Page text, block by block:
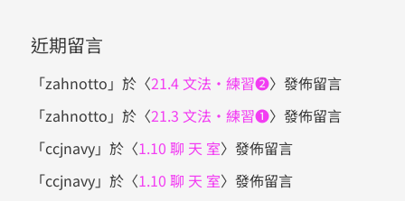
近期留言
「zahnotto 」於〈21.4 文法・練習❷〉發佈留言
「zahnotto 」於〈21.3 文法・練習❶〉發佈留言
「ccjnavy」於〈1.10 聊 天 室〉發佈留言
「ccjnavy」於〈1.10 聊 天 室〉發佈留言